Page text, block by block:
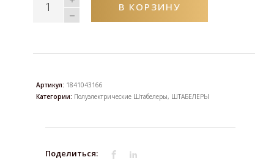
В КОРЗИНУ
Артикул: 1841043166
Категории: Полуэлектрические Штабелеры, ШТАБЕЛЕРЫ
Поделиться: